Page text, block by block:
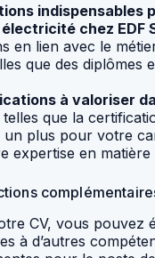
indispensables
chez EDF
en lien avec le
que des diplômes
à valoriser
que la
un plus pour votre
expertise en matière
CV, vous pouvez
à d’autres